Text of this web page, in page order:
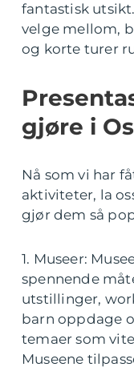
fantastisk
velge mellom,
og korte turer
gjøre i
Nå som vi har
aktiviteter, la
gjør dem så
1. Museer:
spennende
utstillinger,
barn oppdage
temaer som
Museene